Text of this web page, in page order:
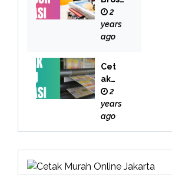
r
Bekas
i
2
years
ago
Cet
ak
Buk
u
Bek
2
years
ago